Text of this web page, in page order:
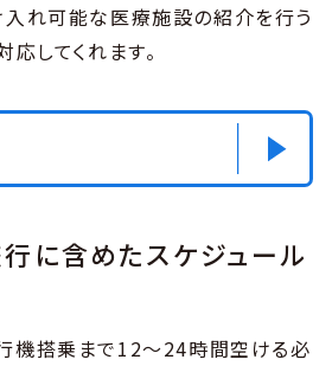
入れ可能な医療施設の紹介を行う
してくれます。
に含めたスケジュール
機搭乗まで12〜24時間空ける必